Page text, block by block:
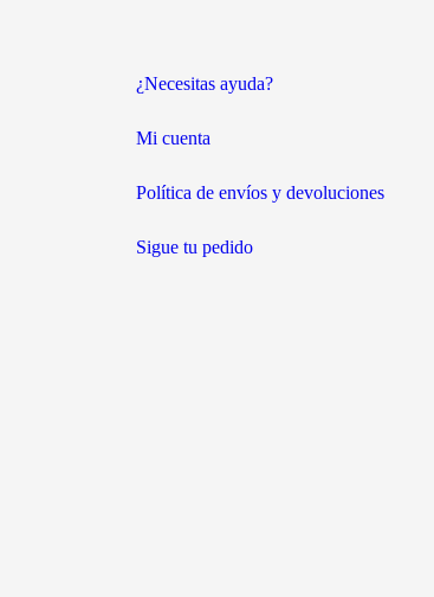
¿Necesitas ayuda?
Mi cuenta
Política de envíos y devoluciones
Sigue tu pedido